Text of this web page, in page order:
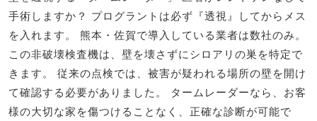
手術しますか？ プログラントは必ず『透視』してからメス
を入れます。 熊本・佐賀で導入している業者は数社のみ。
この非破壊検査機は、壁を壊さずにシロアリの巣を特定で
きます。 従来の点検では、被害が疑われる場所の壁を開け
て確認する必要がありました。 タームレーダーなら、お客
様の大切な家を傷つけることなく、正確な診断が可能で